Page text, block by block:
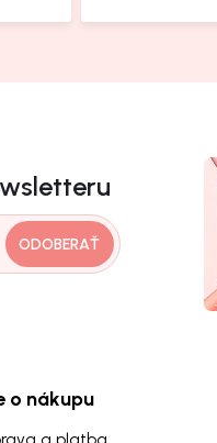
ODOBERAŤ
o nákupu